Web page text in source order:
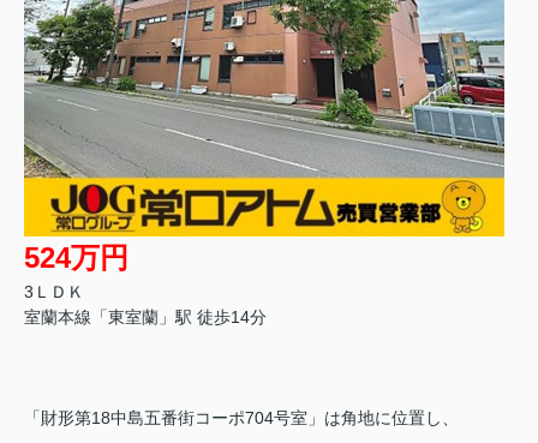
524万円
3ＬＤＫ
室蘭本線「東室蘭」駅 徒歩14分
「財形第18中島五番街コーポ704号室」は角地に位置し、